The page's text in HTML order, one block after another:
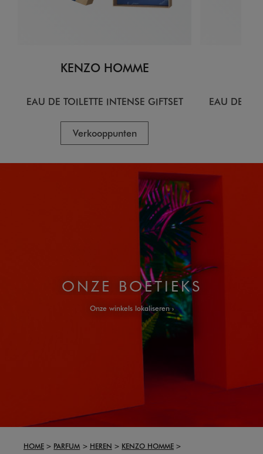
KENZO HOMME
EAU DE TOILETTE INTENSE GIFTSET
Verkooppunten
EAU DE
ONZE BOETIEKS
Onze winkels lokaliseren
HOME PARFUM HEREN
KENZO HOMME